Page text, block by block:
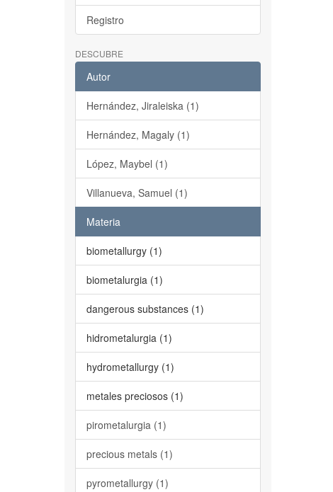
Registro
DESCUBRE
Autor
Hernández, Jiraleiska (1)
Hernández, Magaly (1)
López, Maybel (1)
Villanueva, Samuel (1)
Materia
biometallurgy (1)
biometalurgia (1)
dangerous substances (1)
hidrometalurgia (1)
hydrometallurgy (1)
metales preciosos (1)
pirometalurgia (1)
precious metals (1)
pyrometallurgy (1)